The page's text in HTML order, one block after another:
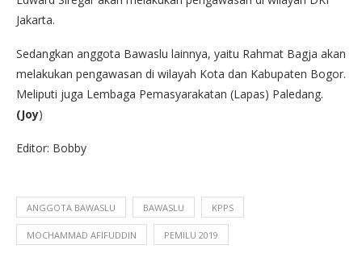
Jakarta.
Sedangkan anggota Bawaslu lainnya, yaitu Rahmat Bagja akan
melakukan pengawasan di wilayah Kota dan Kabupaten Bogor.
Meliputi juga Lembaga Pemasyarakatan (Lapas) Paledang.
(Joy)
Editor: Bobby
ANGGOTA BAWASLU BAWASLU KPPS
MOCHAMMAD AFIFUDDIN PEMILU 2019